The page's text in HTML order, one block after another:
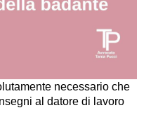
necessario che
al datore di lavoro